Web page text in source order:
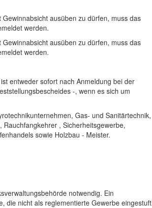
ausüben zu dürfen, muss das
werden.
ausüben zu dürfen, muss das
werden.
entweder sofort nach Anmeldung bei der
-, wenn es sich um
Gas- und Sanitärtechnik,
, Sicherheitsgewerbe,
sowie Holzbau - Meister.
notwendig. Ein
die nicht als reglementierte Gewerbe eingestuft